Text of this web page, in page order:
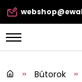
Bútorok